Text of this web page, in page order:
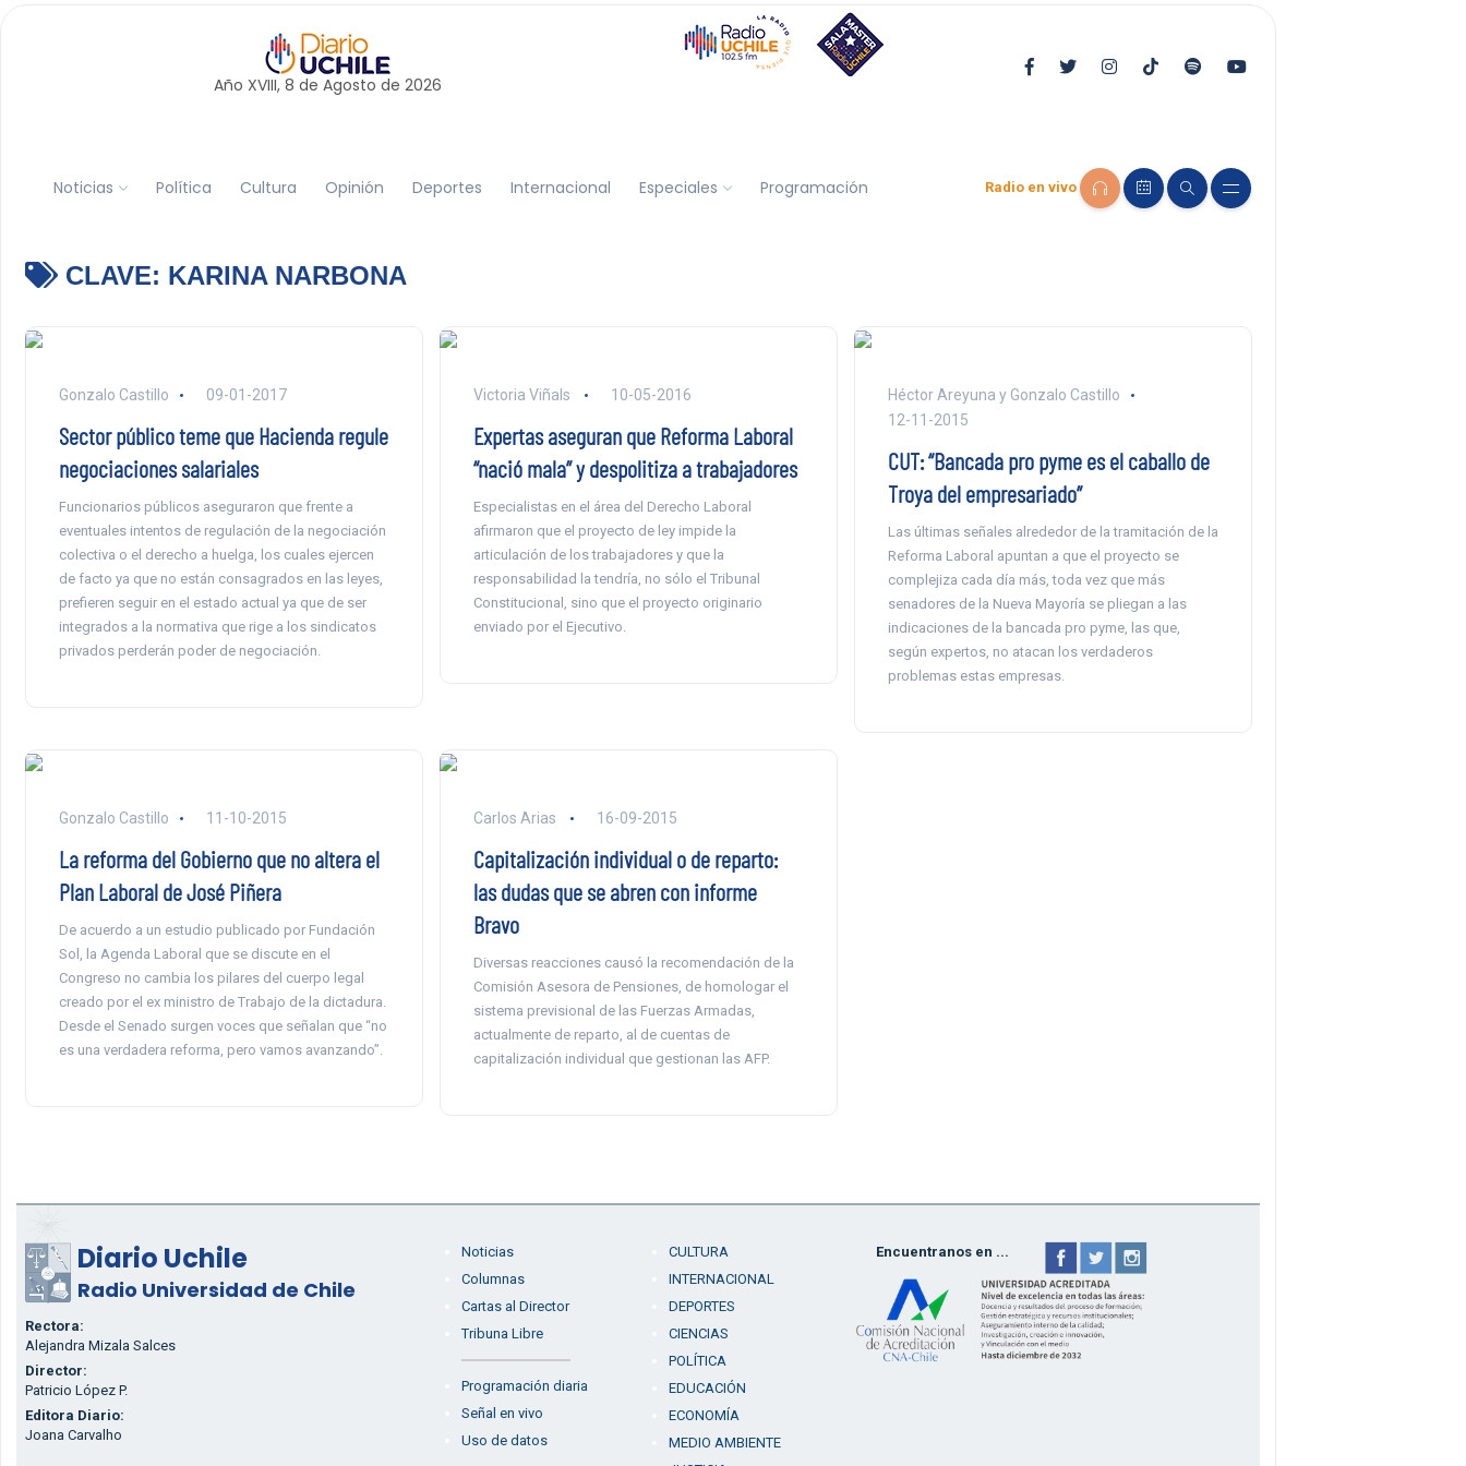
Año XVIII, 8 de Agosto de 2026
Noticias Política Cultura Opinión Deportes Internacional Especiales Programación Radio en vivo
CLAVE: KARINA NARBONA
Gonzalo Castillo 09-01-2017
Sector público teme que Hacienda regule
negociaciones salariales
Funcionarios públicos aseguraron que frente a
eventuales intentos de regulación de la negociación
colectiva o el derecho a huelga, los cuales ejercen
de facto ya que no están consagrados en las leyes,
prefieren seguir en el estado actual ya que de ser
integrados a la normativa que rige a los sindicatos
privados perderán poder de negociación.
Victoria Viñals 10-05-2016
Expertas aseguran que Reforma Laboral
“nació mala” y despolitiza a trabajadores
Especialistas en el área del Derecho Laboral
afirmaron que el proyecto de ley impide la
articulación de los trabajadores y que la
responsabilidad la tendría, no sólo el Tribunal
Constitucional, sino que el proyecto originario
enviado por el Ejecutivo.
Héctor Areyuna y Gonzalo Castillo
12-11-2015
CUT: “Bancada pro pyme es el caballo de
Troya del empresariado”
Las últimas señales alrededor de la tramitación de la
Reforma Laboral apuntan a que el proyecto se
complejiza cada día más, toda vez que más
senadores de la Nueva Mayoría se pliegan a las
indicaciones de la bancada pro pyme, las que,
según expertos, no atacan los verdaderos
problemas estas empresas.
Gonzalo Castillo 11-10-2015
La reforma del Gobierno que no altera el
Plan Laboral de José Piñera
De acuerdo a un estudio publicado por Fundación
Sol, la Agenda Laboral que se discute en el
Congreso no cambia los pilares del cuerpo legal
creado por el ex ministro de Trabajo de la dictadura.
Desde el Senado surgen voces que señalan que “no
es una verdadera reforma, pero vamos avanzando”.
Carlos Arias 16-09-2015
Capitalización individual o de reparto:
las dudas que se abren con informe
Bravo
Diversas reacciones causó la recomendación de la
Comisión Asesora de Pensiones, de homologar el
sistema previsional de las Fuerzas Armadas,
actualmente de reparto, al de cuentas de
capitalización individual que gestionan las AFP.
Diario Uchile
Radio Universidad de Chile
Rectora:
Alejandra Mizala Salces
Director:
Patricio López P.
Editora Diario:
Joana Carvalho
Noticias
Columnas
Cartas al Director
Tribuna Libre
Programación diaria
Señal en vivo
Uso de datos
CULTURA
INTERNACIONAL
DEPORTES
CIENCIAS
POLÍTICA
EDUCACIÓN
ECONOMÍA
MEDIO AMBIENTE
Encuentranos en ...